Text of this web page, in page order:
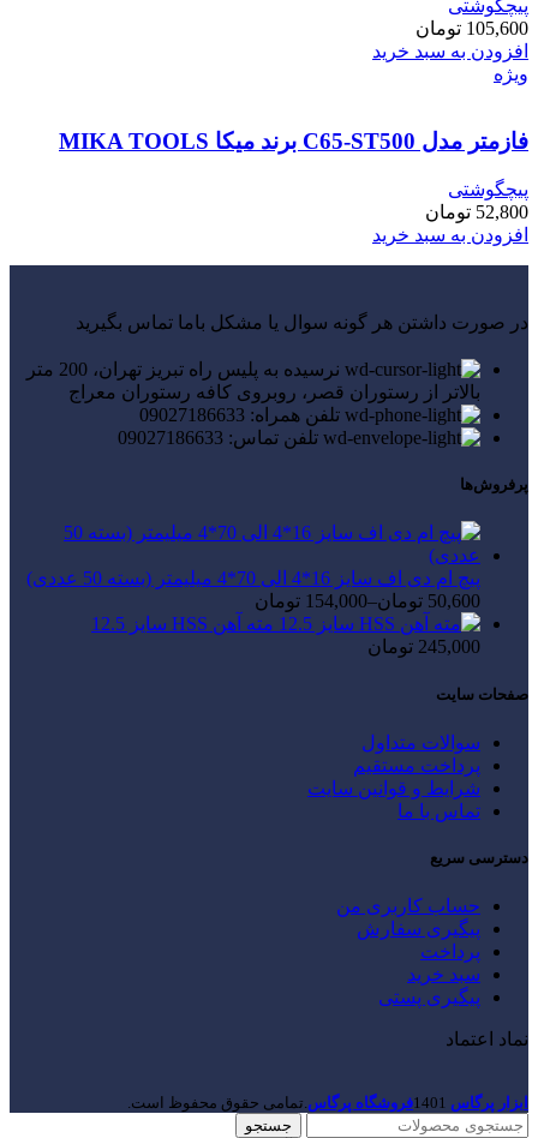
پیچگوشتی
105,600 تومان
افزودن به سبد خرید
ویژه
فازمتر مدل C65-ST500 برند میکا MIKA TOOLS
پیچگوشتی
52,800 تومان
افزودن به سبد خرید
در صورت داشتن هر گونه سوال یا مشکل باما تماس بگیرید
نرسیده به پلیس راه تبریز تهران، 200 متر
بالاتر از رستوران قصر، روبروی کافه رستوران معراج
تلفن همراه: 09027186633
تلفن تماس: 09027186633
پرفروش‌ها
پیچ ام دی اف سایز 16*4 الی 70*4 میلیمتر (بسته 50 عددی)
50,600 تومان–
154,000 تومان
مته آهن HSS سایز 12.5
245,000 تومان
صفحات سایت
سوالات متداول
پرداخت مستقیم
شرایط و قوانین سایت
تماس با ما
دسترسی سریع
حساب کاربری من
پیگیری سفارش
پرداخت
سبد خرید
پیگیری پستی
نماد اعتماد
ابزار پرگاس 1401فروشگاه پرگاس.تمامی حقوق محفوظ است.
جستجو